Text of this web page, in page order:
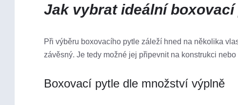
Jak vybrat ideální boxovací
Při výběru boxovacího pytle záleží hned na několika
závěsný. Je tedy možné jej připevnit na konstrukci
Boxovací pytle dle množství výplně